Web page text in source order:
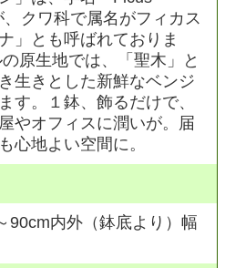
クワ科で属名がフィカス
」とも呼ばれておりま
原生地では、「聖木」と
生きとした新鮮なベンジ
す。１鉢、飾るだけで、
やオフィスに潤いが。届
心地よい空間に。
90cm内外（鉢底より）幅